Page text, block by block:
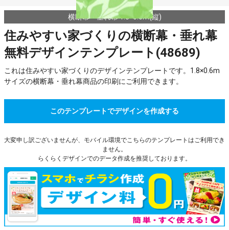
横断幕・垂れ幕 1.8×0.6m(縦)
住みやすい家づくりの横断幕・垂れ幕
無料デザインテンプレート(48689)
これは住みやすい家づくりのデザインテンプレートです。1.8×0.6m
サイズの横断幕・垂れ幕商品の印刷にご利用できます。
このテンプレートでデザインを作成する
大変申し訳ございませんが、モバイル環境でこちらのテンプレートはご利用でき
ません。
らくらくデザインでのデータ作成を推奨しております。